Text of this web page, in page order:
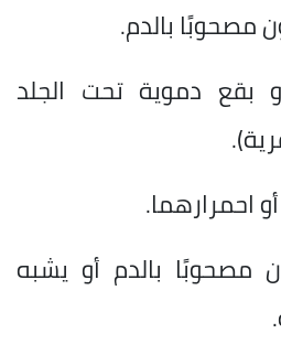
مصحوبًا بالدم.
دموية تحت الجلد
احمرارهما.
بالدم أو يشبه